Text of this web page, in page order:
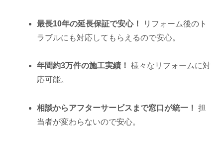
最長10年の延長保証で安心！
リフォーム後のト
ラブルにも対応してもらえるので安心。
年間約3万件の施工実績！ 様々なリフォームに対
応可能。
相談からアフターサービスまで窓口が統一！ 担
当者が変わらないので安心。